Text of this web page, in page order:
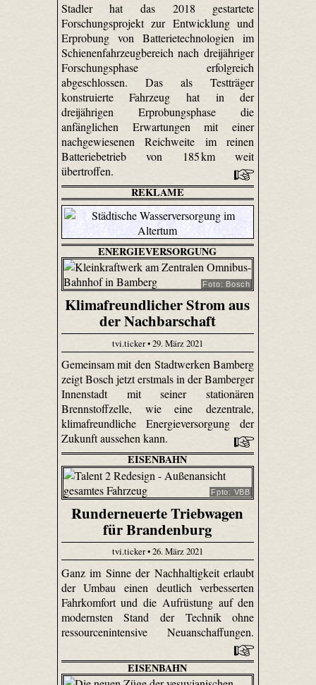
Stadler hat das 2018 gestartete
Forschungsprojekt zur Entwicklung und
Erprobung von Batterietechnologien im
Schienenfahrzeugbereich nach dreijähriger
Forschungsphase erfolgreich
abgeschlossen. Das als Testträger
konstruierte Fahrzeug hat in der
dreijährigen Erprobungsphase die
anfänglichen Erwartungen mit einer
nachgewiesenen Reichweite im reinen
Batteriebetrieb von 185 km weit
übertroffen.
REKLAME
ENERGIEVERSORGUNG
Foto: Bosch
Klimafreundlicher Strom aus
der Nachbarschaft
tvi.ticker • 29. März 2021
Gemeinsam mit den Stadtwerken Bamberg
zeigt Bosch jetzt erstmals in der Bamberger
Innenstadt mit seiner stationären
Brennstoffzelle, wie eine dezentrale,
klimafreundliche Energieversorgung der
Zukunft aussehen kann.
EISENBAHN
Fpto: VBB
Runderneuerte Triebwagen
für Brandenburg
tvi.ticker • 26. März 2021
Ganz im Sinne der Nachhaltigkeit erlaubt
der Umbau einen deutlich verbesserten
Fahrkomfort und die Aufrüstung auf den
modernsten Stand der Technik ohne
ressourcenintensive Neuanschaffungen.
EISENBAHN